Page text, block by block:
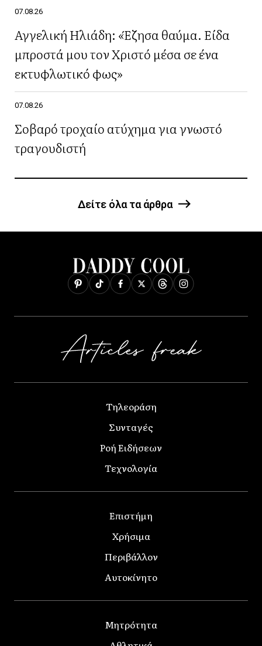
07.08.26
Αγγελική Ηλιάδη: «Έζησα θαύμα. Είδα
μπροστά μου τον Χριστό μέσα σε ένα
εκτυφλωτικό φως»
07.08.26
Σοβαρό τροχαίο ατύχημα για γνωστό
τραγουδιστή
Δείτε όλα τα άρθρα
Τηλεοράση
Συνταγές
Ροή Ειδήσεων
Τεχνολογία
Επιστήμη
Χρήσιμα
Περιβάλλον
Αυτοκίνητο
Μητρότητα